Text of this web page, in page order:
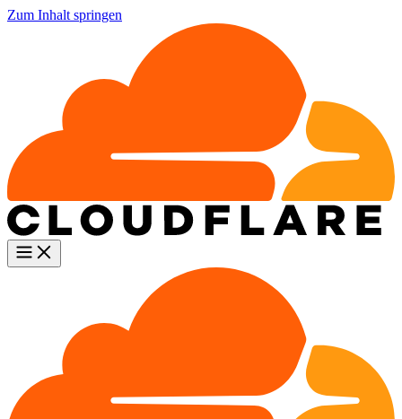
Zum Inhalt springen